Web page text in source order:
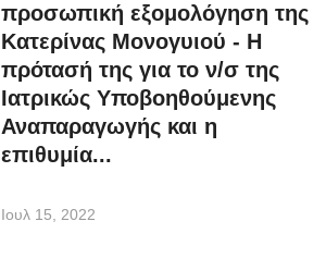
προσωπική εξομολόγηση της
Κατερίνας Μονογυιού - Η
πρότασή της για το ν/σ της
Ιατρικώς Υποβοηθούμενης
Αναπαραγωγής και η
επιθυμία...
Ιουλ 15, 2022